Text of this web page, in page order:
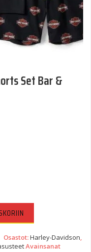
Set Bar &
Osastot:Harley-Davidson,
Avainsanat